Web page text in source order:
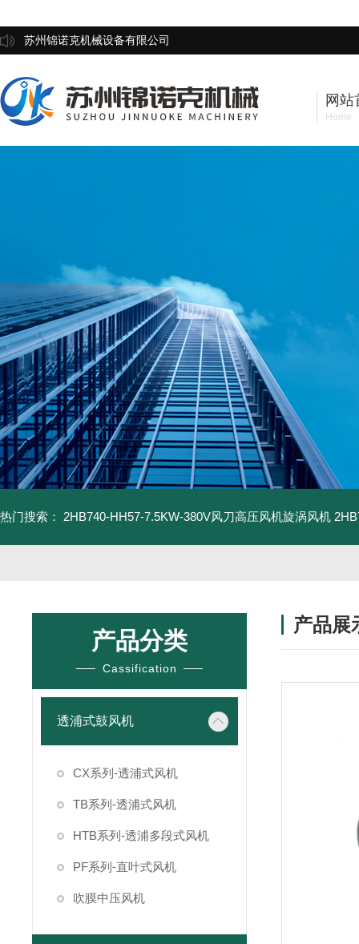
苏州锦诺克机械设备有限公司
网站
Home
热门搜索： 2HB740-HH57-7.5KW-380V风刀高压风机旋涡风机
产品分类
Cassification
透浦式鼓风机
CX系列-透浦式风机
TB系列-透浦式风机
HTB系列-透浦多段式风机
PF系列-直叶式风机
吹膜中压风机
产品展